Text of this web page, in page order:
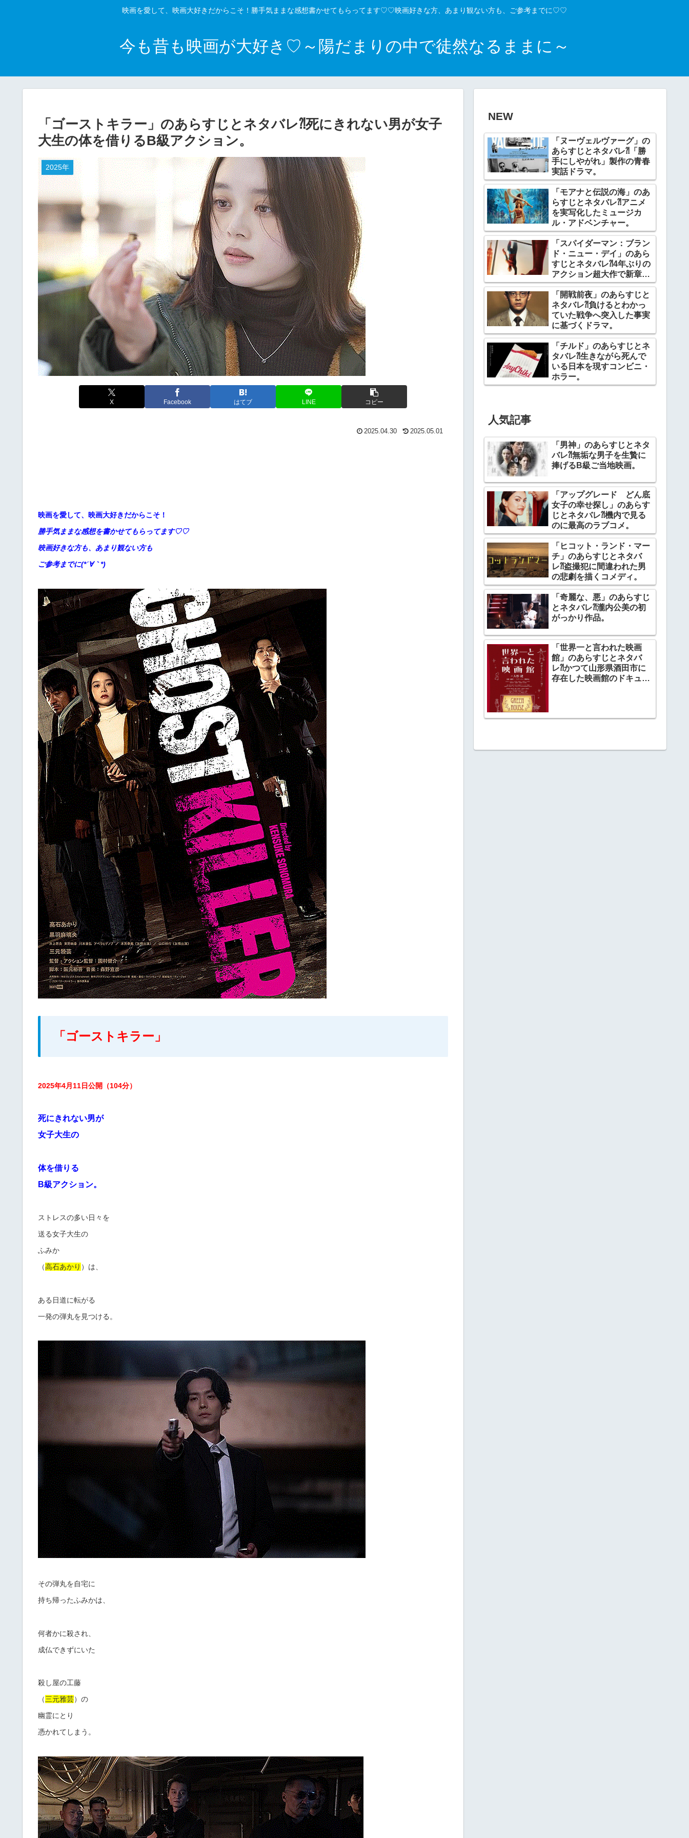
映画を愛して、映画大好きだからこそ！勝手気ままな感想書かせてもらってます♡♡映画好きな方、あまり観ない方も、ご参考までに♡♡
今も昔も映画が大好き♡～陽だまりの中で徒然なるままに～
「ゴーストキラー」のあらすじとネタバレ⁈死にきれない男が女子
大生の体を借りるB級アクション。
2025年
X Facebook はてブ LINE コピー
2025.04.30 2025.05.01
映画を愛して、映画大好きだからこそ！
勝手気ままな感想を書かせてもらってます♡♡
映画好きな方も、あまり観ない方も
ご参考までに(*´∀｀*)
「ゴーストキラー」
2025年4月11日公開（104分）
死にきれない男が
女子大生の
体を借りる
B級アクション。
ストレスの多い日々を
送る女子大生の
ふみか
（高石あかり ）は、
ある日道に転がる
一発の弾丸を見つける。
その弾丸を自宅に
持ち帰ったふみかは、
何者かに殺され、
成仏できずにいた
殺し屋の工藤
（三元雅芸）の
幽霊にとり
憑かれてしまう。
NEW
「ヌーヴェルヴァーグ」の
あらすじとネタバレ⁈「勝
手にしやがれ」製作の青春
実話ドラマ。
「モアナと伝説の海」のあ
らすじとネタバレ⁈アニメ
を実写化したミュージカ
ル・アドベンチャー。
「スパイダーマン：ブラン
ド・ニュー・デイ」のあら
すじとネタバレ⁈4年ぶりの
アクション超大作で新章開
幕。
「開戦前夜」のあらすじと
ネタバレ⁈負けるとわかっ
ていた戦争へ突入した事実
に基づくドラマ。
「チルド」のあらすじとネ
タバレ⁈生きながら死んで
いる日本を現すコンビニ・
ホラー。
人気記事
「男神」のあらすじとネタ
バレ⁈無垢な男子を生贄に
捧げるB級ご当地映画。
「アップグレード どん底
女子の幸せ探し」のあらす
じとネタバレ⁈機内で見る
のに最高のラブコメ。
「ヒコット・ランド・マー
チ」のあらすじとネタバ
レ⁈盗撮犯に間違われた男
の悲劇を描くコメディ。
「奇麗な、悪」のあらすじ
とネタバレ⁈瀧内公美の初
がっかり作品。
「世界一と言われた映画
館」のあらすじとネタバ
レ⁈かつて山形県酒田市に
存在した映画館のドキュメ